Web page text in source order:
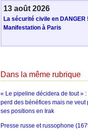
13 août 2026
La sécurité civile en DANGER !
Manifestation à Paris
Dans la même rubrique
« Le pipeline décidera de tout » :
perd des bénéfices mais ne veut
ses positions en Irak
Presse russe et russophone